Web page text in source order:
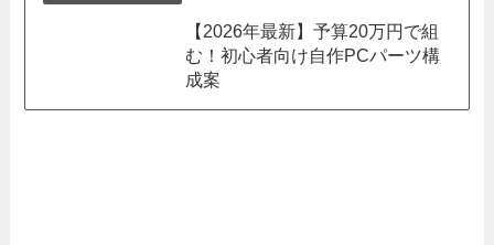
【2026年最新】予算20万円で組
む！初心者向け自作PCパーツ構
成案